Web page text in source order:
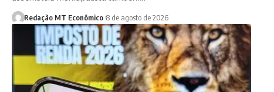
Redação MT Econômico 8 de agosto de 2026